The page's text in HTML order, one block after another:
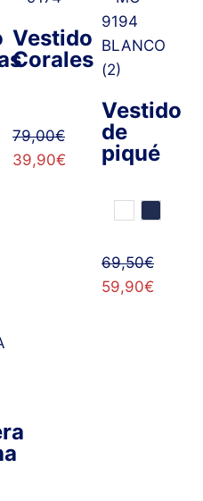
Vestido
Corales
79,00€
39,90€
Vestido
de
piqué
69,50€
59,90€